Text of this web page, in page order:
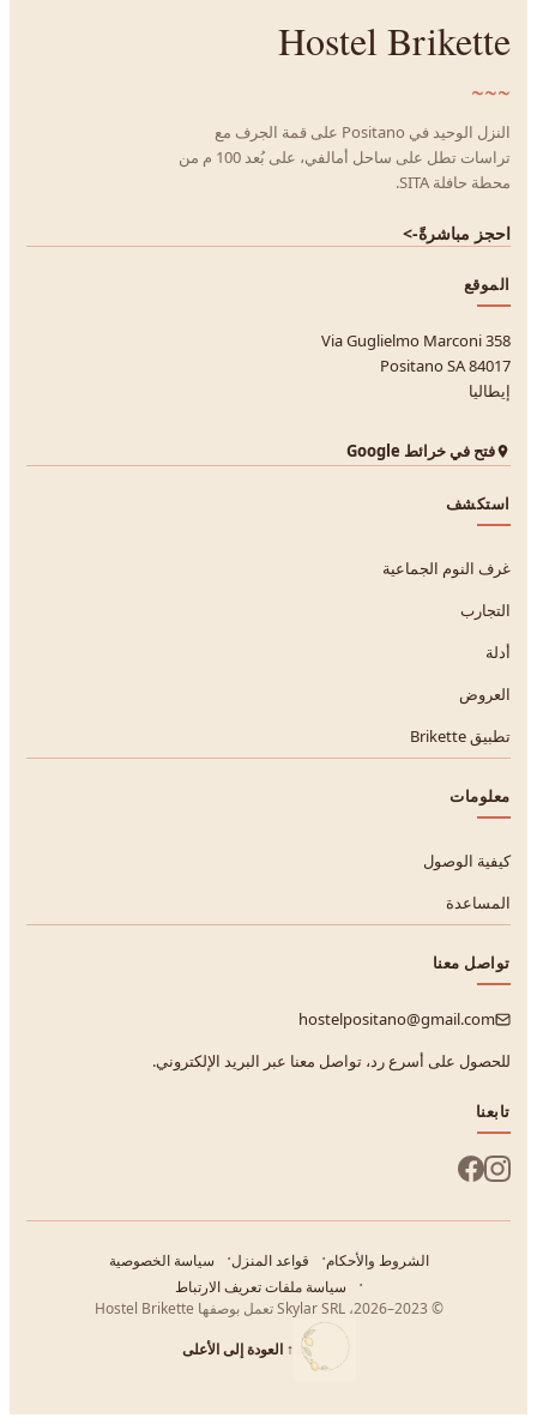
Hostel Brikette
~~~
النزل الوحيد في Positano على قمة الجرف مع
تراسات تطل على ساحل أمالفي، على بُعد 100 م من
محطة حافلة SITA.
احجز مباشرةً->
الموقع
Via Guglielmo Marconi 358
84017 Positano SA
إيطاليا
فتح في خرائط Google
استكشف
غرف النوم الجماعية
التجارب
أدلة
العروض
تطبيق Brikette
معلومات
كيفية الوصول
المساعدة
تواصل معنا
hostelpositano@gmail.com
للحصول على أسرع رد، تواصل معنا عبر البريد الإلكتروني.
تابعنا
الشروط والأحكام قواعد المنزل
سياسة الخصوصية
سياسة ملفات تعريف الارتباط
© 2023–2026، Skylar SRL تعمل بوصفها Hostel Brikette
↑العودة إلى الأعلى